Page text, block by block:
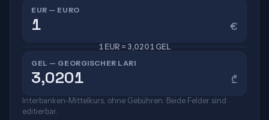
EUR — EURO
€
1 EUR = 3,0201 GEL
GEL — GEORGISCHER LARI
₾
Interbanken-Mittelkurs, ohne Gebühren. Beide Felder sind
editierbar.